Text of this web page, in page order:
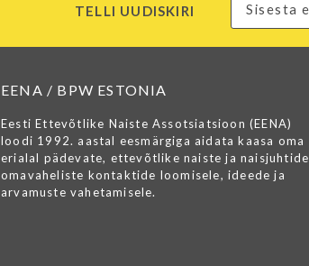
TELLI UUDISKIRI
EENA / BPW ESTONIA
Eesti Ettevõtlike Naiste Assotsiatsioon (EENA)
loodi 1992. aastal eesmärgiga aidata kaasa oma
erialal pädevate, ettevõtlike naiste ja naisjuhtide
omavaheliste kontaktide loomisele, ideede ja
arvamuste vahetamisele.